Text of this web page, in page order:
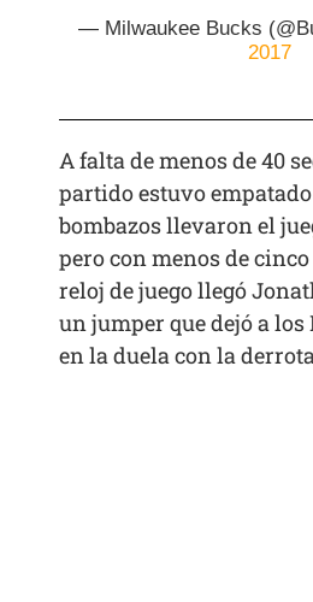
— Milwaukee Bucks
2017
A falta de menos de 40
partido estuvo empatado
bombazos llevaron el
pero con menos de
reloj de juego llegó
un jumper que dejó a
en la duela con la